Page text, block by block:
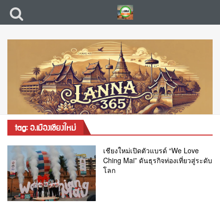
tag: อ.เมืองเชียงใหม่
เชียงใหม่เปิดตัวแบรด์ “We Love
Ching Mai” ดันธุรกิจท่องเที่ยวสู่ระดับ
โลก